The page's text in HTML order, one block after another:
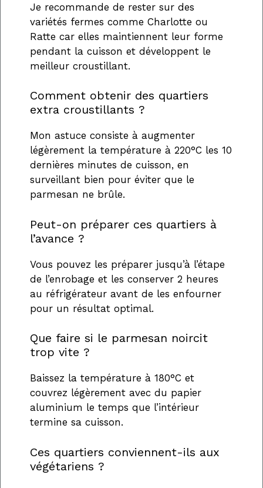
Je recommande de rester sur des
variétés fermes comme Charlotte ou
Ratte car elles maintiennent leur forme
pendant la cuisson et développent le
meilleur croustillant.
Comment obtenir des quartiers
extra croustillants ?
Mon astuce consiste à augmenter
légèrement la température à 220°C les 10
dernières minutes de cuisson, en
surveillant bien pour éviter que le
parmesan ne brûle.
Peut-on préparer ces quartiers à
l’avance ?
Vous pouvez les préparer jusqu’à l’étape
de l’enrobage et les conserver 2 heures
au réfrigérateur avant de les enfourner
pour un résultat optimal.
Que faire si le parmesan noircit
trop vite ?
Baissez la température à 180°C et
couvrez légèrement avec du papier
aluminium le temps que l’intérieur
termine sa cuisson.
Ces quartiers conviennent-ils aux
végétariens ?